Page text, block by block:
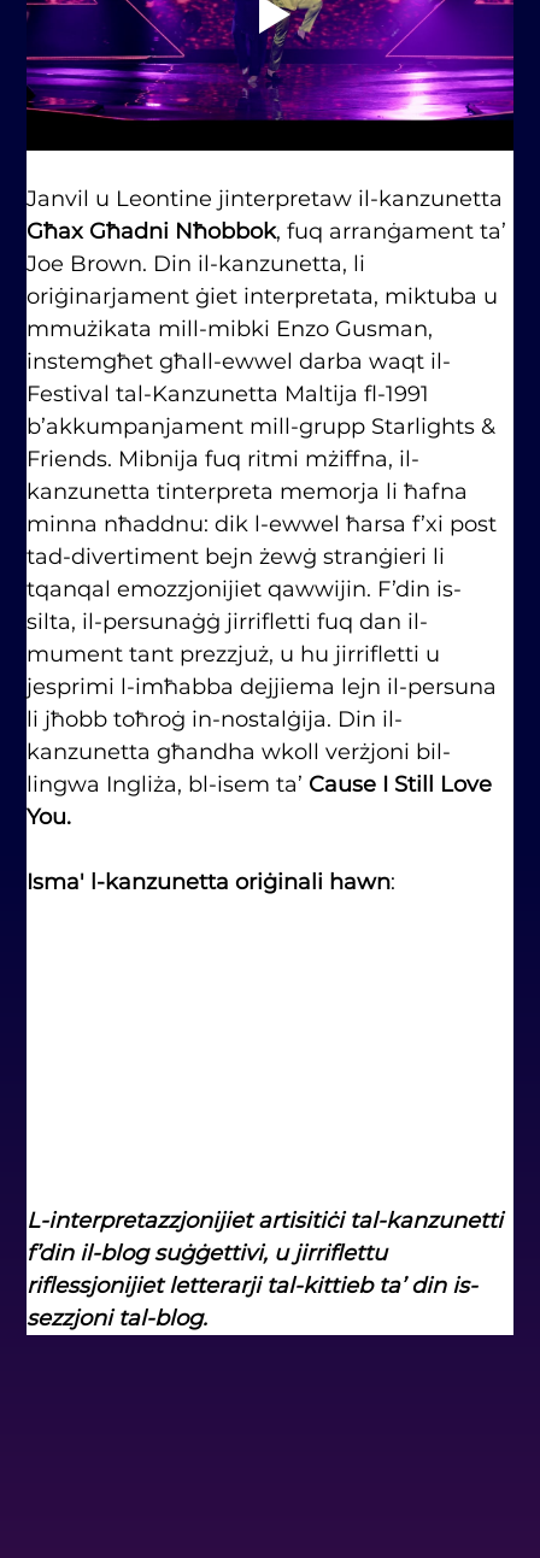
Janvil u Leontine jinterpretaw il-kanzunetta
Għax Għadni Nħobbok, fuq arranġament ta’
Joe Brown. Din il-kanzunetta, li
oriġinarjament ġiet interpretata, miktuba u
mmużikata mill-mibki Enzo Gusman,
instemgħet għall-ewwel darba waqt il-
Festival tal-Kanzunetta Maltija fl-1991
b’akkumpanjament mill-grupp Starlights &
Friends. Mibnija fuq ritmi mżiffna, il-
kanzunetta tinterpreta memorja li ħafna
minna nħaddnu: dik l-ewwel ħarsa f’xi post
tad-divertiment bejn żewġ stranġieri li
tqanqal emozzjonijiet qawwijin. F’din is-
silta, il-persunaġġ jirrifletti fuq dan il-
mument tant prezzjuż, u hu jirrifletti u
jesprimi l-imħabba dejjiema lejn il-persuna
li jħobb toħroġ in-nostalġija. Din il-
kanzunetta għandha wkoll verżjoni bil-
lingwa Ingliża, bl-isem ta’ Cause I Still Love
You.
Isma' l-kanzunetta oriġinali hawn:
L-interpretazzjonijiet artisitiċi tal-kanzunetti
f’din il-blog suġġettivi, u jirriflettu
riflessjonijiet letterarji tal-kittieb ta’ din is-
sezzjoni tal-blog.